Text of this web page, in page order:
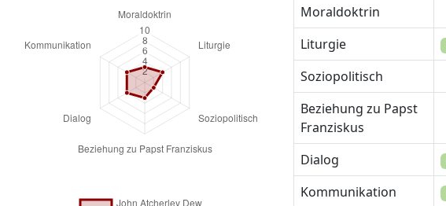
Moraldoktrin
Liturgie
Soziopolitisch
Beziehung zu Papst
Franziskus
Dialog
Kommunikation